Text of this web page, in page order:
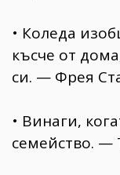
• Коледа
късче от
си. — Фрея
• Винаги,
семейство. —